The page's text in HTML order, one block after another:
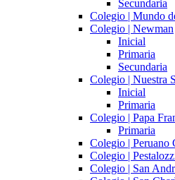
Secundaria
Colegio | Mundo
Colegio | Newman
Inicial
Primaria
Secundaria
Colegio | Nuestra
Inicial
Primaria
Colegio | Papa
Primaria
Colegio | Peruano
Colegio |
Colegio | San